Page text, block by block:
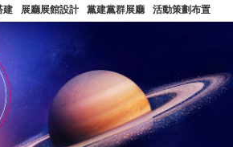
建 展廳展館設計 黨建黨群展廳 活動策劃布置
公司